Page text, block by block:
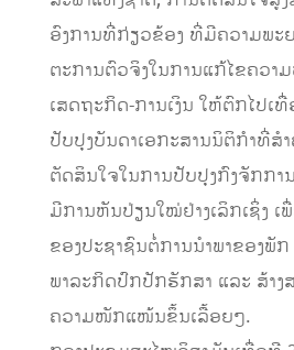
ອົງການທີ່ກ່ຽວຂ້ອງ ທີ່ມີຄວາມພະ
ຕະການຕົວຈິງໃນການແກ້ໄຂຄວາ
ເສດຖະກິດ-ການເງິນ ໃຫ້ຕົກໄປເ
ປັບປຸງບັນດາເອກະສານນິຕິກໍາທີ່ສໍ
ຕັດສິນໃຈໃນການປັບປຸງກົງຈັກກາ
ມີການຫັນປ່ຽນໃໝ່ຢ່າງເລິກເຊິ່ງ ເ
ຂອງປະຊາຊົນຕໍ່ການນໍາພາຂອງພັ
ພາລະກິດປົກປັກຮັກສາ ແລະ ສ້າງ
ຄວາມໜັກແໜ້ນຂຶ້ນເລື້ອຍໆ.